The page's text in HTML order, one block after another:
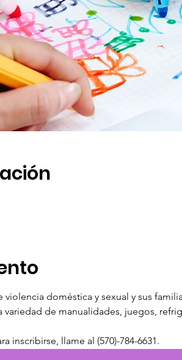
violencia doméstica y sexual y sus
variedad de manualidades, juegos,
inscribirse, llame al (570)-784-6631.